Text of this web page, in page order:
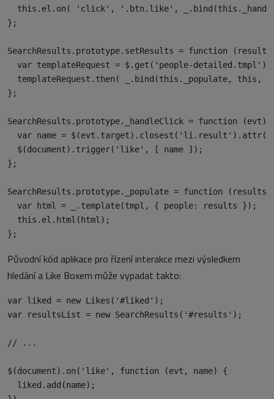
this.el.on( 'click', '.btn.like',
};
SearchResults.prototype.setResults = function
  var templateRequest = $.get('people-detailed.tmpl');
templateRequest.then( _.bind(this._populate, this,
};
SearchResults.prototype._handleClick = function (evt)
var name =
  $(document).trigger('like', [ name ]);
};
SearchResults.prototype._populate = function
  var html = _.template(tmpl, { people: results });
  this.el.html(html);
Původní kód aplikace pro řízení interakce mezi výsledkem
hledání a Like Boxem může vypadat takto:
var liked = new Likes('#liked');
var resultsList = new SearchResults('#results');
// ...
$(document).on('like', function (evt, name) {
  liked.add(name);